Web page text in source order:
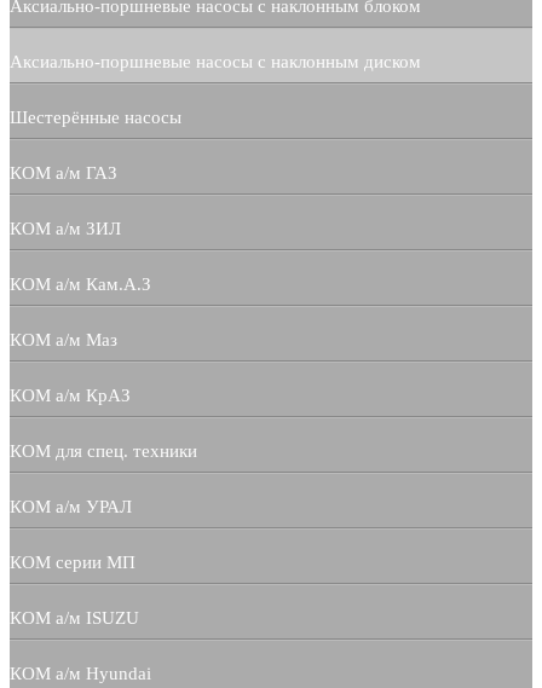
Аксиально-поршневые насосы с наклонным блоком
Аксиально-поршневые насосы с наклонным диском
Шестерённые насосы
КОМ а/м ГАЗ
КОМ а/м ЗИЛ
КОМ а/м Кам.А.З
КОМ а/м Маз
КОМ а/м КрАЗ
КОМ для спец. техники
КОМ а/м УРАЛ
КОМ серии МП
КОМ а/м ISUZU
КОМ а/м Hyundai